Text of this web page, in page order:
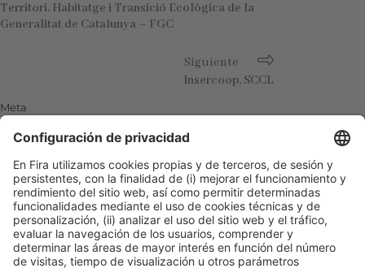
Territori, Habitatge i Transició Ecològica de la
Generalitat de Catalunya – FGC
Siguiente
Insercoop, SCCL
Meta
Acceder
Feed de entradas
Feed de comentarios
WordPress.org